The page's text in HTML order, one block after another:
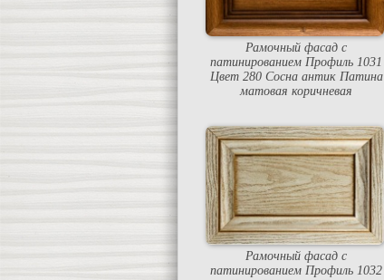
Рамочный фасад с
патинированием Профиль 1031
Цвет 280 Сосна антик Патина
матовая коричневая
Рамочный фасад с
патинированием Профиль 1032